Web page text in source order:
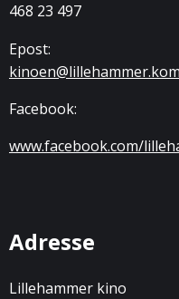
468 23 497
Epost:
Facebook:
www.facebook.com/
Adresse
Lillehammer kino